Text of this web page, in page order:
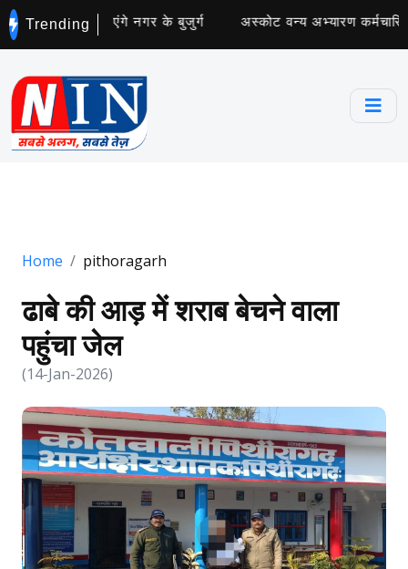
Trending
अभियान चलाएंगे नगर के बुजुर्ग अस्कोट वन्य अभ्यारण
Home pithoragarh
ढाबे की आड़ में शराब बेचने वाला
पहुंचा जेल
(14-Jan-2026)